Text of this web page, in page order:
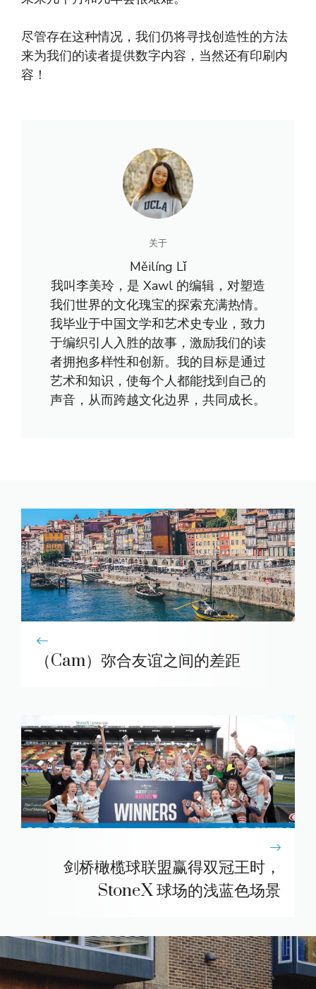
尽管存在这种情况，我们仍将寻找创造性的方法
来为我们的读者提供数字内容，当然还有印刷内
容！
关于
Měilíng Lǐ
我叫李美玲，是 Xawl 的编辑，对塑造
我们世界的文化瑰宝的探索充满热情。
我毕业于中国文学和艺术史专业，致力
于编织引人入胜的故事，激励我们的读
者拥抱多样性和创新。我的目标是通过
艺术和知识，使每个人都能找到自己的
声音，从而跨越文化边界，共同成长。
（Cam）弥合友谊之间的差距
剑桥橄榄球联盟赢得双冠王时，
StoneX 球场的浅蓝色场景